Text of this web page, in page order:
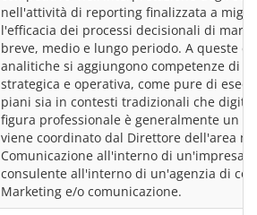
nell'attività di reporting finalizzata a
l'efficacia dei processi decisionali di
breve, medio e lungo periodo. A queste
analitiche si aggiungono competenze di
strategica e operativa, come pure di
piani sia in contesti tradizionali che
figura professionale è generalmente un
viene coordinato dal Direttore dell'area
Comunicazione all'interno di un'impresa,
consulente all'interno di un'agenzia di
Marketing e/o comunicazione.